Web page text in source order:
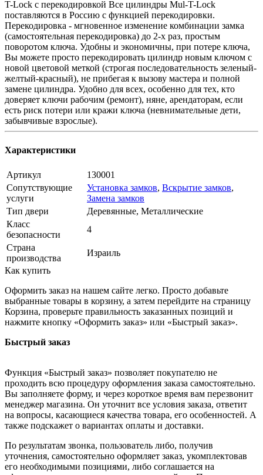
T-Lock c перекодировкой Все цилиндры Mul-T-Lock
поставляются в Россию с функцией перекодировки.
Перекодировка - мгновенное изменение комбинации замка
(самостоятельная перекодировка) до 2-х раз, простым
поворотом ключа. Удобны и экономичны, при потере ключа,
Вы можете просто перекодировать цилиндр новым ключом с
новой цветовой меткой (строгая последовательность зеленый-
желтый-красный), не прибегая к вызову мастера и полной
замене цилиндра. Удобно для всех, особенно для тех, кто
доверяет ключи рабочим (ремонт), няне, арендаторам, если
есть риск потери или кражи ключа (невнимательные дети,
забывчивые взрослые).
Характеристики
Артикул
130001
Сопутствующие
услуги
Установка замков, Вскрытие замков,
Замена замков
Тип двери
Деревянные, Металлические
Класс
безопасности
4
Страна
производства
Израиль
Как купить
Оформить заказ на нашем сайте легко. Просто добавьте
выбранные товары в корзину, а затем перейдите на страницу
Корзина, проверьте правильность заказанных позиций и
нажмите кнопку «Оформить заказ» или «Быстрый заказ».
Быстрый заказ
Функция «Быстрый заказ» позволяет покупателю не
проходить всю процедуру оформления заказа самостоятельно.
Вы заполняете форму, и через короткое время вам перезвонит
менеджер магазина. Он уточнит все условия заказа, ответит
на вопросы, касающиеся качества товара, его особенностей. А
также подскажет о вариантах оплаты и доставки.
По результатам звонка, пользователь либо, получив
уточнения, самостоятельно оформляет заказ, укомплектовав
его необходимыми позициями, либо соглашается на